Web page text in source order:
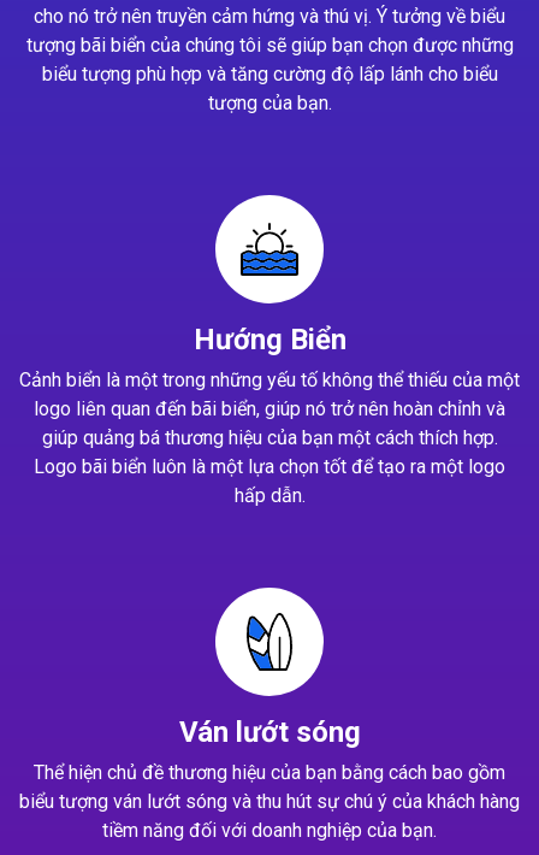
cho nó trở nên truyền cảm hứng và thú vị. Ý tưởng về biểu
tượng bãi biển của chúng tôi sẽ giúp bạn chọn được những
biểu tượng phù hợp và tăng cường độ lấp lánh cho biểu
tượng của bạn.
Hướng Biển
Cảnh biển là một trong những yếu tố không thể thiếu của một
logo liên quan đến bãi biển, giúp nó trở nên hoàn chỉnh và
giúp quảng bá thương hiệu của bạn một cách thích hợp.
Logo bãi biển luôn là một lựa chọn tốt để tạo ra một logo
hấp dẫn.
Ván lướt sóng
Thể hiện chủ đề thương hiệu của bạn bằng cách bao gồm
biểu tượng ván lướt sóng và thu hút sự chú ý của khách hàng
tiềm năng đối với doanh nghiệp của bạn.